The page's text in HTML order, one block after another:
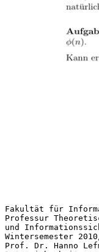
Fakultät für
Professur
und
Wintersemester
Prof. Dr. Hanno